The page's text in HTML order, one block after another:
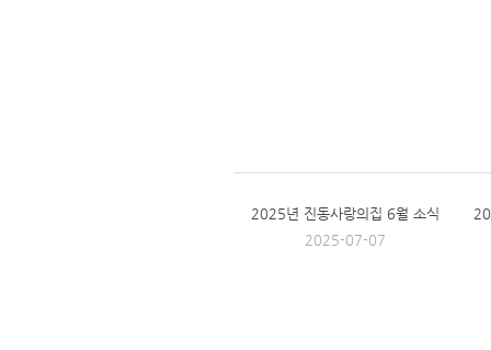
2025년 진동사랑의집 6월 소식
2025-07-07